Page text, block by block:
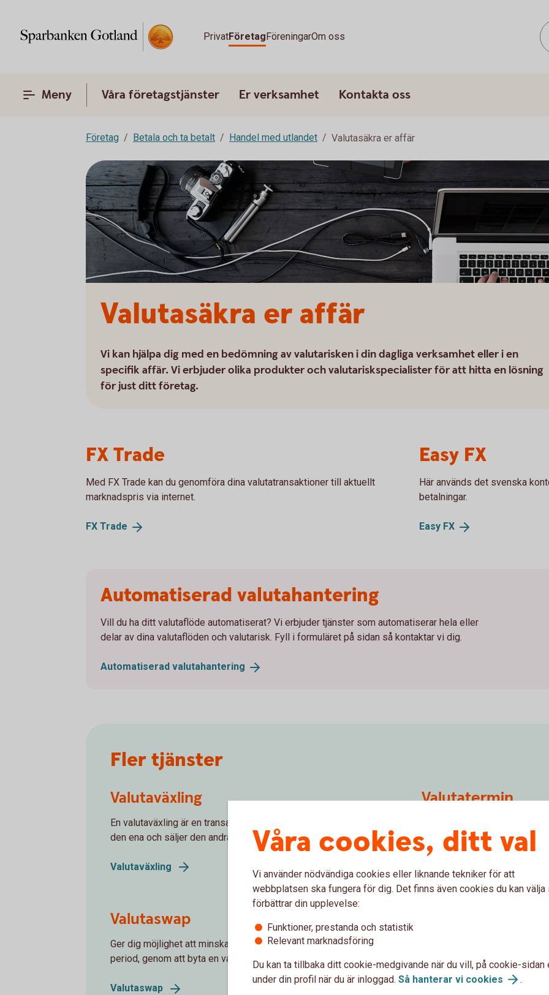
PrivatFöretagFöreningarOm oss
Meny Våra företagstjänster Er verksamhet Kontakta oss
Företag Betala och ta betalt Handel med utlandet Valutasäkra er affär
Valutasäkra er affär
Vi kan hjälpa dig med en bedömning av valutarisken i din dagliga verksamhet eller i en
specifik affär. Vi erbjuder olika produkter och valutariskspecialister för att hitta en lösning
för just ditt företag.
FX Trade
Med FX Trade kan du genomföra dina valutatransaktioner till aktuellt
marknadspris via internet.
FX Trade
Easy FX
Här används det svenska
betalningar.
Easy FX
Automatiserad valutahantering
Vill du ha ditt valutaflöde automatiserat? Vi erbjuder tjänster som automatiserar hela eller
delar av dina valutaflöden och valutarisk. Fyll i formuläret på sidan så kontaktar vi dig.
Automatiserad valutahantering
Fler tjänster
Valutaväxling
En valutaväxling är en transaktion mellan två valutor där du köper
den ena och säljer den andra.
Valutaväxling
Valutatermin
Beräkna vad det exakta
även om affären sker längre
Valutaswap
Ger dig möjlighet att minska företagets valutaexponering under en
period, genom att byta en valuta mot en annan.
Valutaswap
En valutaoption försäkrar
valutasvängningar.
Våra cookies, ditt val
Vi använder nödvändiga cookies eller liknande tekniker för att
webbplatsen ska fungera för dig. Det finns även cookies du kan välja
förbättrar din upplevelse:
Funktioner, prestanda och statistik
Relevant marknadsföring
Du kan ta tillbaka ditt cookie-medgivande när du vill, på cookie-sidan
under din profil när du är inloggad. Så hanterar vi cookies .